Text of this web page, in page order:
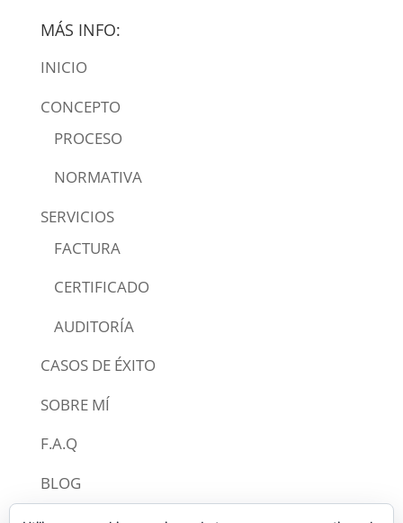
MÁS INFO:
INICIO
CONCEPTO
PROCESO
NORMATIVA
SERVICIOS
FACTURA
CERTIFICADO
AUDITORÍA
CASOS DE ÉXITO
SOBRE MÍ
F.A.Q
BLOG